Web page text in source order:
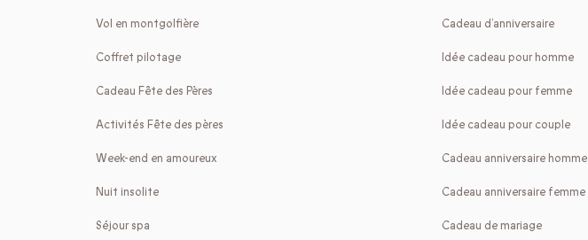
Vol en montgolfière
Coffret pilotage
Cadeau Fête des Pères
Activités Fête des pères
Week-end en amoureux
Nuit insolite
Séjour spa
Cadeau d’anniversaire
Idée cadeau pour homme
Idée cadeau pour femme
Idée cadeau pour couple
Cadeau anniversaire homme
Cadeau anniversaire femme
Cadeau de mariage